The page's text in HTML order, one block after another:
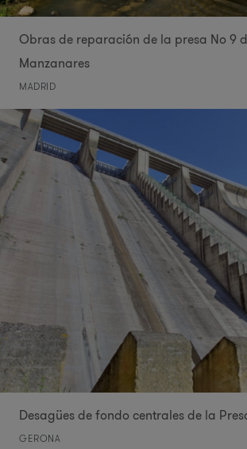
Obras de reparación de la presa Nº 9
Manzanares
MADRID
Desagües de fondo centrales de la
GERONA